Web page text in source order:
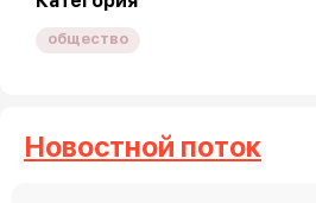
общество
Новостной поток